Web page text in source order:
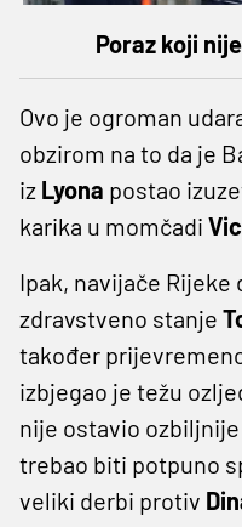
Poraz koji
Ovo je ogroman
obzirom na to da je
iz Lyona postao
karika u momčadi
Ipak, navijače
zdravstveno stanje
također
izbjegao je težu
nije ostavio
trebao biti potpuno
veliki derbi protiv